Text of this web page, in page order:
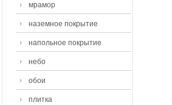
мрамор
наземное покрытие
напольное покрытие
небо
обои
плитка